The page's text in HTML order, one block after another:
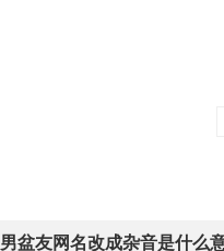
男盆友网名改成杂音是什么